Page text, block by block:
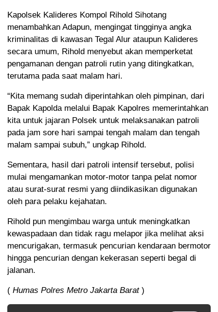
Kapolsek Kalideres Kompol Rihold Sihotang
menambahkan Adapun, mengingat tingginya angka
kriminalitas di kawasan Tegal Alur ataupun Kalideres
secara umum, Rihold menyebut akan memperketat
pengamanan dengan patroli rutin yang ditingkatkan,
terutama pada saat malam hari.
“Kita memang sudah diperintahkan oleh pimpinan, dari
Bapak Kapolda melalui Bapak Kapolres memerintahkan
kita untuk jajaran Polsek untuk melaksanakan patroli
pada jam sore hari sampai tengah malam dan tengah
malam sampai subuh,” ungkap Rihold.
Sementara, hasil dari patroli intensif tersebut, polisi
mulai mengamankan motor-motor tanpa pelat nomor
atau surat-surat resmi yang diindikasikan digunakan
oleh para pelaku kejahatan.
Rihold pun mengimbau warga untuk meningkatkan
kewaspadaan dan tidak ragu melapor jika melihat aksi
mencurigakan, termasuk pencurian kendaraan bermotor
hingga pencurian dengan kekerasan seperti begal di
jalanan.
( Humas Polres Metro Jakarta Barat)